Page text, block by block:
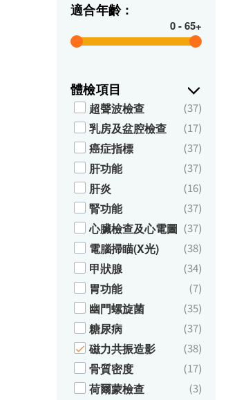
適合年齡 :
0-65+
體檢項目
超聲波檢查 (37)
乳房及盆腔檢查 (17)
癌症指標 (37)
肝功能 (37)
肝炎 (16)
腎功能 (37)
心臟檢查及心電圖 (37)
電腦掃瞄(X光) (38)
甲狀腺 (34)
胃功能 (7)
幽門螺旋菌 (35)
糖尿病 (37)
磁力共振造影 (38)
骨質密度 (17)
荷爾蒙檢查 (3)